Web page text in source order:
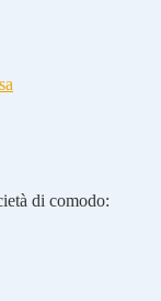
di comodo: